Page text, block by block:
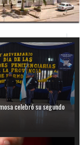
celebró su segundo